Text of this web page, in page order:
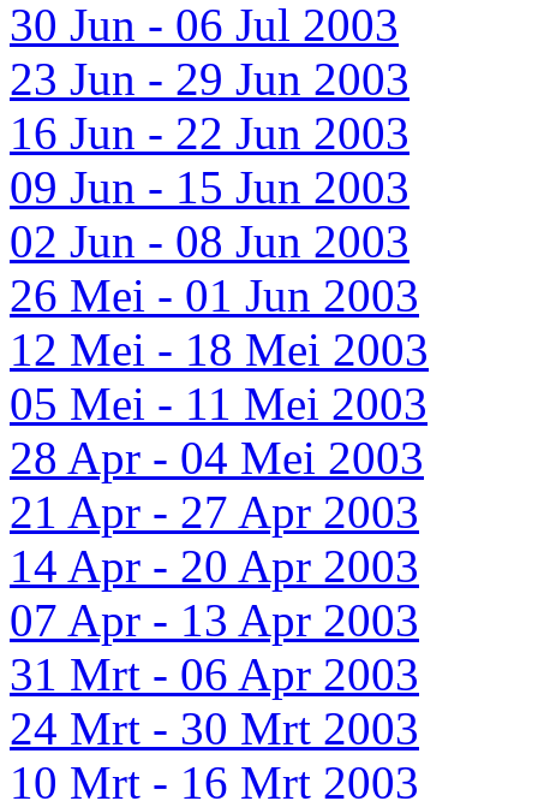
30 Jun - 06 Jul 2003
23 Jun - 29 Jun 2003
16 Jun - 22 Jun 2003
09 Jun - 15 Jun 2003
02 Jun - 08 Jun 2003
26 Mei - 01 Jun 2003
12 Mei - 18 Mei 2003
05 Mei - 11 Mei 2003
28 Apr - 04 Mei 2003
21 Apr - 27 Apr 2003
14 Apr - 20 Apr 2003
07 Apr - 13 Apr 2003
31 Mrt - 06 Apr 2003
24 Mrt - 30 Mrt 2003
10 Mrt - 16 Mrt 2003